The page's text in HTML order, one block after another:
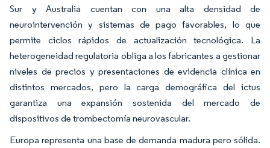
Sur y Australia cuentan con una alta densidad de
neurointervención y sistemas de pago favorables, lo que
permite ciclos rápidos de actualización tecnológica. La
heterogeneidad regulatoria obliga a los fabricantes a gestionar
niveles de precios y presentaciones de evidencia clínica en
distintos mercados, pero la carga demográfica del ictus
garantiza una expansión sostenida del mercado de
dispositivos de trombectomía neurovascular.
Europa representa una base de demanda madura pero sólida.